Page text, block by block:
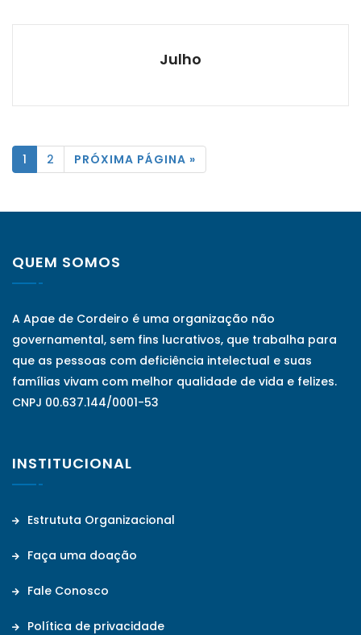
Julho
1 2 PRÓXIMA PÁGINA »
QUEM SOMOS
A Apae de Cordeiro é uma organização não
governamental, sem fins lucrativos, que trabalha para
que as pessoas com deficiência intelectual e suas
famílias vivam com melhor qualidade de vida e felizes.
CNPJ 00.637.144/0001-53
INSTITUCIONAL
Estrututa Organizacional
Faça uma doação
Fale Conosco
Política de privacidade